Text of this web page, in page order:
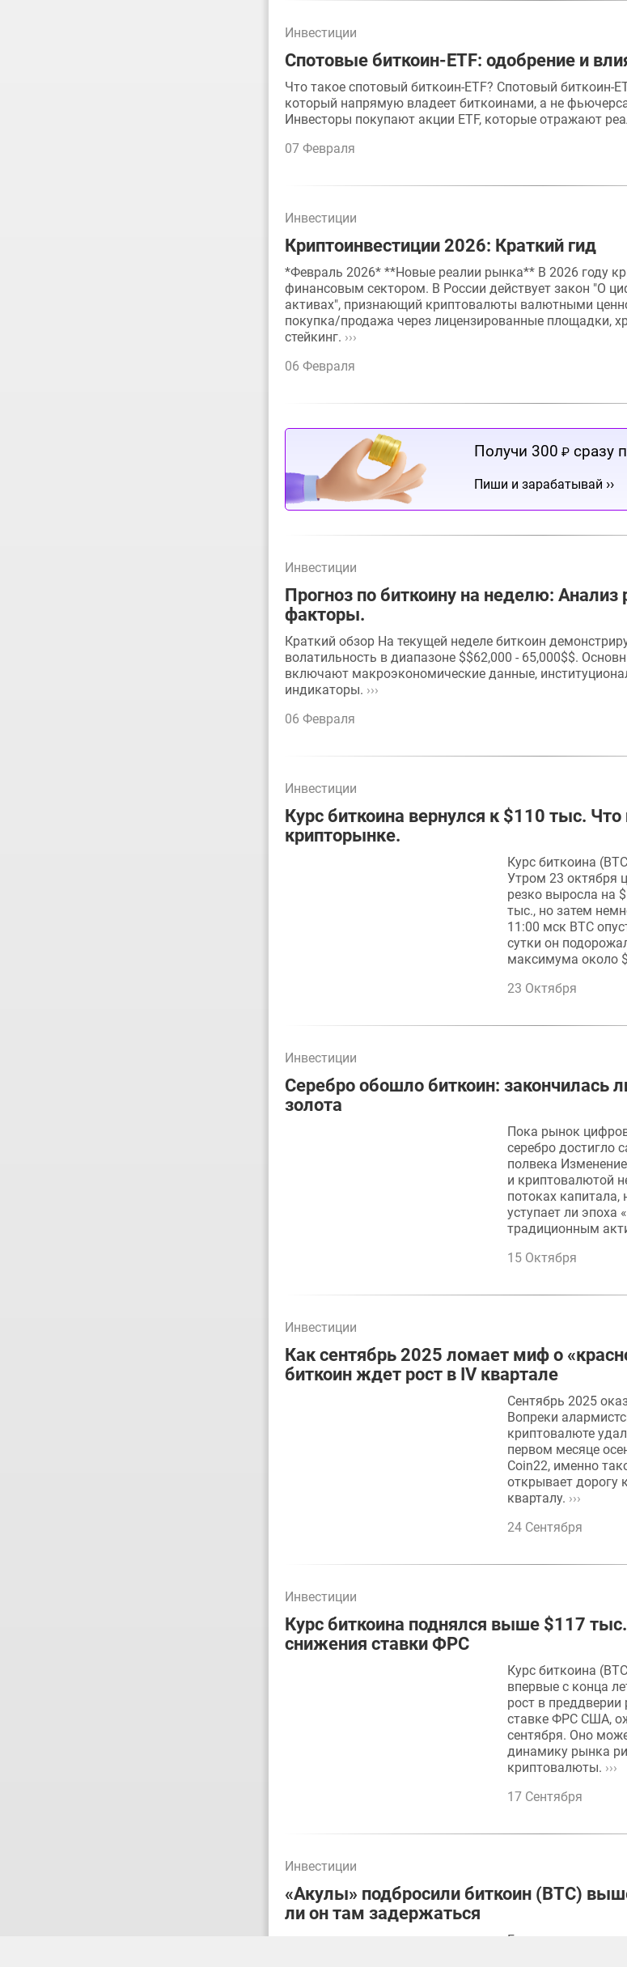
Инвестиции
Спотовые биткоин-ETF: одобрение и
Что такое спотовый биткоин-ETF? Спотовый биткоин-
который напрямую владеет биткоинами, а не
Инвесторы покупают акции ETF, которые отражают
07 Февраля
Инвестиции
Криптоинвестиции 2026: Краткий гид
*Февраль 2026* **Новые реалии рынка** В 2026 году
финансовым сектором. В России действует закон "О
активах", признающий криптовалюты валютными
покупка/продажа через лицензированные площадки,
стейкинг. ›››
06 Февраля
Получи 300 ₽ сразу
Пиши и зарабатывай ››
Инвестиции
Прогноз по биткоину на неделю:
факторы.
Краткий обзор На текущей неделе биткоин
волатильность в диапазоне $$62,000 - 65,000$$.
включают макроэкономические данные,
индикаторы. ›››
06 Февраля
Инвестиции
Курс биткоина вернулся к $110 тыс.
крипторынке.
Курс биткоина
Утром 23 октября
резко выросла на
тыс., но затем
11:00 мск BTC
сутки он
максимума около
23 Октября
Инвестиции
Серебро обошло биткоин: закончилась
золота
Пока рынок
серебро достигло
полвека
и криптовалютой
потоках капитала,
уступает ли эпоха
традиционным
15 Октября
Инвестиции
Как сентябрь 2025 ломает миф о
биткоин ждет рост в IV квартале
Сентябрь 2025
Вопреки
криптовалюте
первом месяце
Coin22, именно
открывает дорогу
кварталу. ›››
24 Сентября
Инвестиции
Курс биткоина поднялся выше $117
снижения ставки ФРС
Курс биткоина
впервые с конца
рост в
ставке ФРС США,
сентября. Оно
динамику рынка
криптовалюты. ›››
17 Сентября
Инвестиции
«Акулы» подбросили биткоин (BTC)
ли он там задержаться
Группа крупных